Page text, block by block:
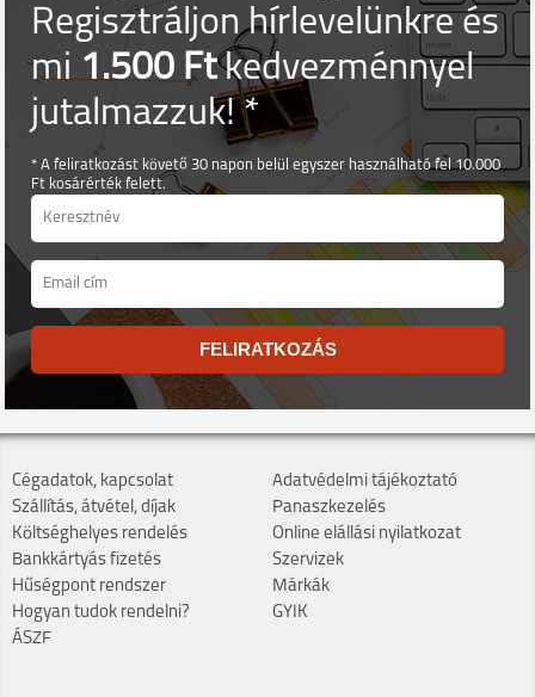
Regisztráljon hírlevelünkre és
mi1.500 Ftkedvezménnyel
jutalmazzuk! *
* A feliratkozást követő 30 napon belül egyszer használható fel 10.000
Ft kosárérték felett.
FELIRATKOZÁS
Cégadatok, kapcsolat
Szállítás, átvétel, díjak
Költséghelyes rendelés
Bankkártyás fizetés
Hűségpont rendszer
Hogyan tudok rendelni?
ÁSZF
Adatvédelmi tájékoztató
Panaszkezelés
Online elállási nyilatkozat
Szervizek
Márkák
GYIK